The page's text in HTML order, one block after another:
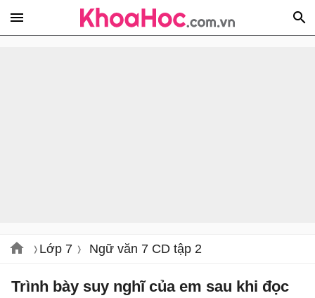
Lớp 7 Ngữ văn 7 CD tập 2
Trình bày suy nghĩ của em sau khi đọc